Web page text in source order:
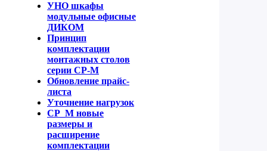
УНО шкафы
модульные офисные
ДИКОМ
Принцип
комплектации
монтажных столов
серии СР-М
Обновление прайс-
листа
Уточнение нагрузок
СР_М новые
размеры и
расширение
комплектации